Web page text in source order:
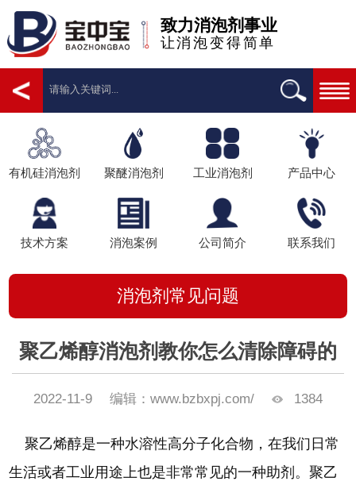
致力消泡剂事业
让消泡变得简单
有机硅消泡剂 聚醚消泡剂 工业消泡剂 产品中心
技术方案 消泡案例 公司简介 联系我们
消泡剂常见问题
聚乙烯醇消泡剂教你怎么清除障碍的
2022-11-9 编辑：www.bzbxpj.com/ 1384
聚乙烯醇是一种水溶性高分子化合物，在我们日常
生活或者工业用途上也是非常常见的一种助剂。聚乙